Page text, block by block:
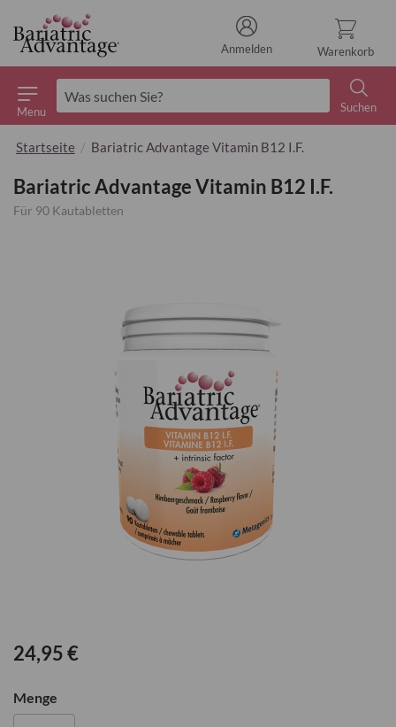
Menu
Suchen
Warenkorb
Anmelden
Startseite Bariatric Advantage Vitamin B12 I.F.
Bariatric Advantage Vitamin B12 I.F.
Für 90 Kautabletten
Anfang
Bildgalerie
springen
24,95 €
Menge